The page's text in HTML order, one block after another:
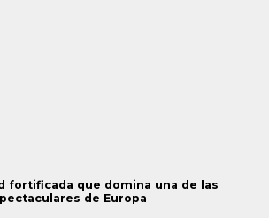
fortificada que domina una de las
de Europa